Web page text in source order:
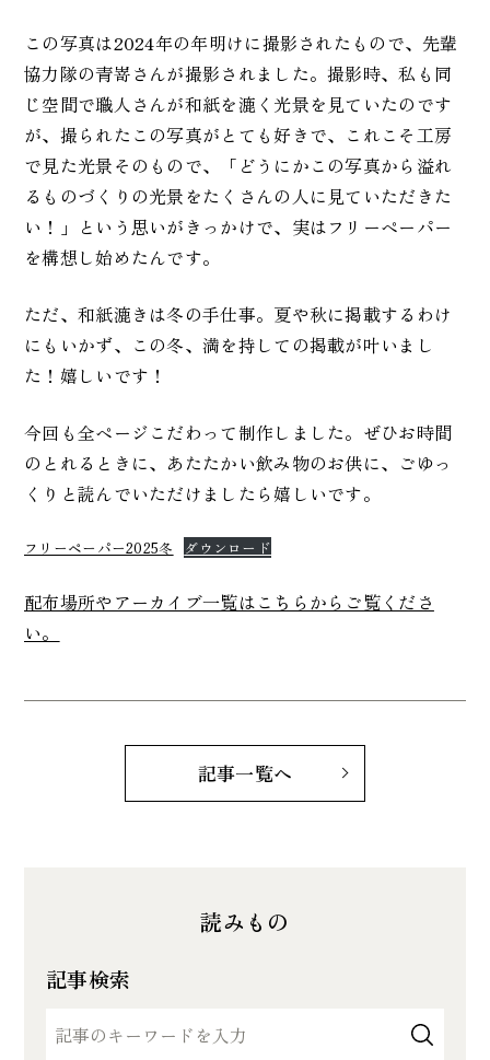
この写真は2024年の年明けに撮影されたもので、先輩
協力隊の青嵜さんが撮影されました。撮影時、私も同
じ空間で職人さんが和紙を漉く光景を見ていたのです
が、撮られたこの写真がとても好きで、これこそ工房
で見た光景そのもので、「どうにかこの写真から溢れ
るものづくりの光景をたくさんの人に見ていただきた
い！」という思いがきっかけで、実はフリーペーパー
を構想し始めたんです。
ただ、和紙漉きは冬の手仕事。夏や秋に掲載するわけ
にもいかず、この冬、満を持しての掲載が叶いまし
た！嬉しいです！
今回も全ページこだわって制作しました。ぜひお時間
のとれるときに、あたたかい飲み物のお供に、ごゆっ
くりと読んでいただけましたら嬉しいです。
フリーペーパー2025冬 ダウンロード
配布場所やアーカイブ一覧はこちらからご覧くださ
い。
記事一覧へ
読みもの
記事検索